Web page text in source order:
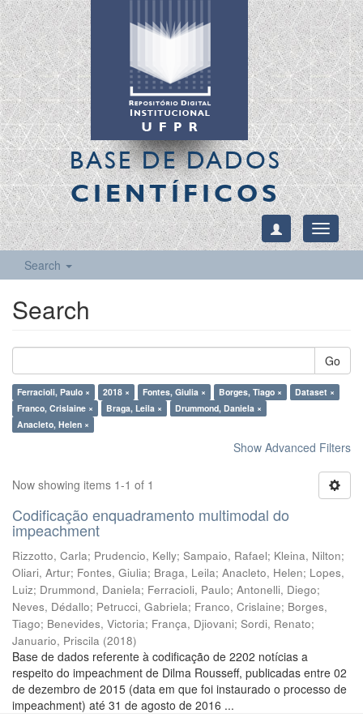
BASE DE DADOS
CIENTÍFICOS
Toggle
Search
Search
Go
Ferracioli, Paulo × 2018 × Fontes, Giulia × Borges, Tiago ×
Dataset ×
Franco, Crislaine ×
Braga, Leila ×
Drummond, Daniela ×
Anacleto, Helen ×
Show Advanced Filters
Now showing items 1-1 of 1
Codificação enquadramento multimodal do
impeachment
Rizzotto, Carla; Prudencio, Kelly; Sampaio, Rafael; Kleina, Nilton;
Oliari, Artur; Fontes, Giulia; Braga, Leila; Anacleto, Helen; Lopes,
Luiz; Drummond, Daniela; Ferracioli, Paulo; Antonelli, Diego;
Neves, Dédallo; Petrucci, Gabriela; Franco, Crislaine; Borges,
Tiago; Benevides, Victoria; França, Djiovani; Sordi, Renato;
Januario, Priscila (2018)
Base de dados referente à codificação de 2202 notícias a
respeito do impeachment de Dilma Rousseff, publicadas entre 02
de dezembro de 2015 (data em que foi instaurado o processo de
impeachment) até 31 de agosto de 2016 ...